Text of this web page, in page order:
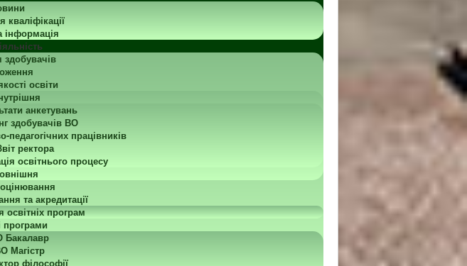
кваліфікації
інформація
здобувачів
освіти
анкетувань
здобувачів ВО
педагогічних працівників
ректора
освітнього процесу
та акредитації
освітніх програм
програми
Бакалавр
Магістр
філософії